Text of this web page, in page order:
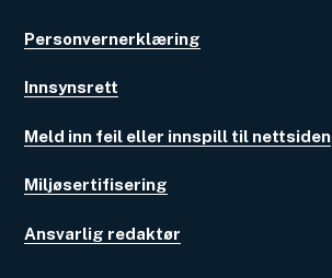
Personvernerklæring
Innsynsrett
Meld inn feil eller innspill til nettsiden
Miljøsertifisering
Ansvarlig redaktør